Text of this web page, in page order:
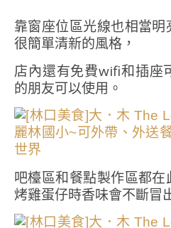
靠窗座位區光線也相當
很簡單清新的風格，
店內還有免費wifi和插座
的朋友可以使用。
吧檯區和餐點製作區都
烤雞蛋仔時香味會不斷冒